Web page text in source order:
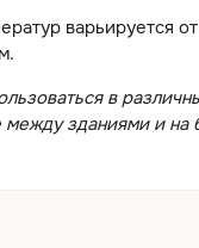
варьируется
в
между зданиями и на